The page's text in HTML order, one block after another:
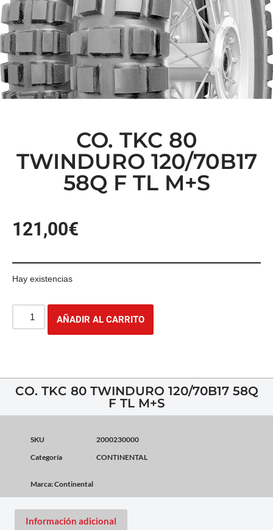
CO. TKC 80
TWINDURO 120/70B17
58Q F TL M+S
121,00€
Hay existencias
AÑADIR AL CARRITO
CO. TKC 80 TWINDURO 120/70B17 58Q
F TL M+S
SKU
2000230000
Categoría
CONTINENTAL
Marca:Continental
Información adicional